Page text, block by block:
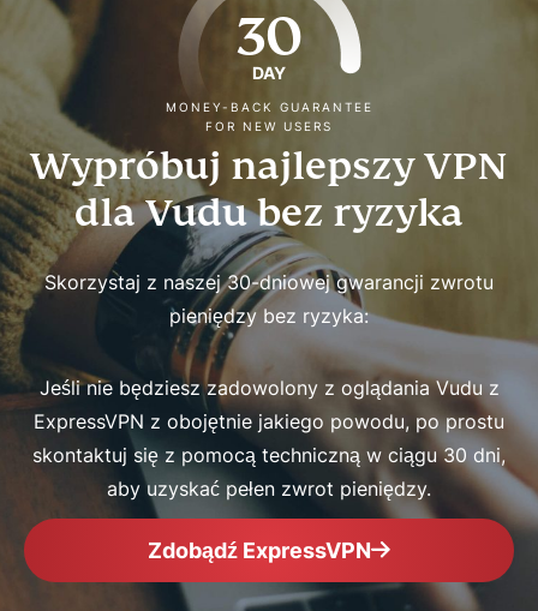
30
DAY
MONEY-BACK GUARANTEE
FOR NEW USERS
Wypróbuj najlepszy VPN
dla Vudu bez ryzyka
Skorzystaj z naszej 30-dniowej gwarancji zwrotu
pieniędzy bez ryzyka:
Jeśli nie będziesz zadowolony z oglądania Vudu z
ExpressVPN z obojętnie jakiego powodu, po prostu
skontaktuj się z pomocą techniczną w ciągu 30 dni,
aby uzyskać pełen zwrot pieniędzy.
Zdobądź ExpressVPN